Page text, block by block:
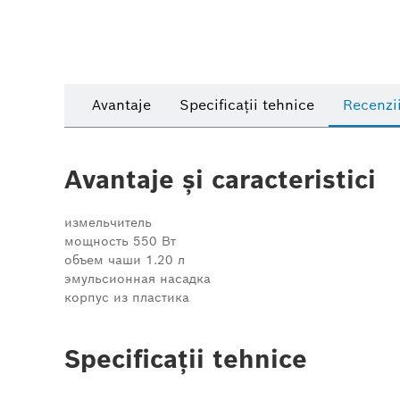
Avantaje Specificații tehnice
Avantaje și caracteristici
измельчитель
мощность 550 Вт
объем чаши 1.20 л
эмульсионная насадка
корпус из пластика
Specificații tehnice